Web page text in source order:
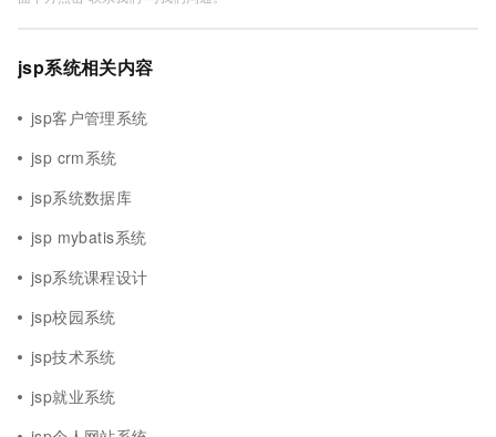
jsp系统相关内容
jsp客户管理系统
jsp crm系统
jsp系统数据库
jsp mybatis系统
jsp系统课程设计
jsp校园系统
jsp技术系统
jsp就业系统